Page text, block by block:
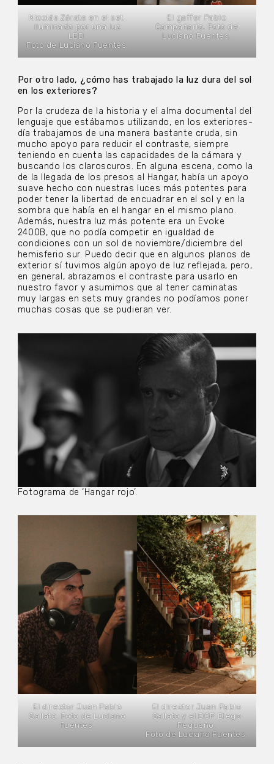
Nicolás Zárate en el set,
iluminado por una luz
LED.
Foto de Luciano Fuentes.
El gaffer Pablo
Campanario. Foto de
Luciano Fuentes.
Por otro lado, ¿cómo has trabajado la luz dura del sol
en los exteriores?
Por la crudeza de la historia y el alma documental del
lenguaje que estábamos utilizando, en los exteriores-
día trabajamos de una manera bastante cruda, sin
mucho apoyo para reducir el contraste, siempre
teniendo en cuenta las capacidades de la cámara y
buscando los claroscuros. En alguna escena, como la
de la llegada de los presos al Hangar, había un apoyo
suave hecho con nuestras luces más potentes para
poder tener la libertad de encuadrar en el sol y en la
sombra que había en el hangar en el mismo plano.
Además, nuestra luz más potente era un Evoke
2400B, que no podía competir en igualdad de
condiciones con un sol de noviembre/diciembre del
hemisferio sur. Puedo decir que en algunos planos de
exterior sí tuvimos algún apoyo de luz reflejada, pero,
en general, abrazamos el contraste para usarlo en
nuestro favor y asumimos que al tener caminatas
muy largas en sets muy grandes no podíamos poner
muchas cosas que se pudieran ver.
Fotograma de ‘Hangar rojo’.
El director Juan Pablo
Sallato. Foto de Luciano
Fuentes.
El director Juan Pablo
Sallato y el DOP Diego
Pequeño.
Foto de Luciano Fuentes.